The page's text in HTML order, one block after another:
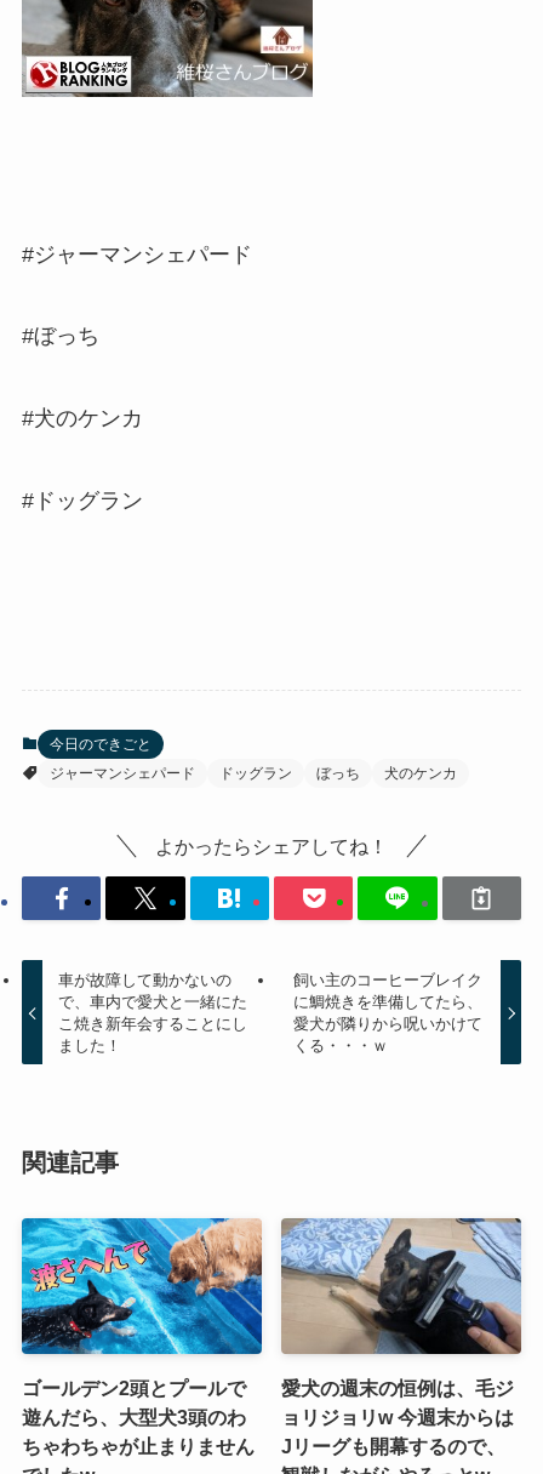
#ジャーマンシェパード
#ぼっち
#犬のケンカ
#ドッグラン
今日のできごと
ジャーマンシェパード
ドッグラン ぼっち 犬のケンカ
よかったらシェアしてね！
車が故障して動かないの
で、車内で愛犬と一緒にた
こ焼き新年会することにし
ました！
飼い主のコーヒーブレイク
に鯛焼きを準備してたら、
愛犬が隣りから呪いかけて
くる・・・ｗ
関連記事
ゴールデン2頭とプールで
遊んだら、大型犬3頭のわ
ちゃわちゃが止まりません
愛犬の週末の恒例は、毛ジ
ョリジョリw 今週末からは
Jリーグも開幕するので、